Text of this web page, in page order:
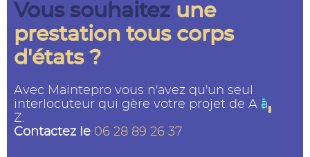
Vous souhaitez une
prestation tous corps
d'états ?
Avec Maintepro vous n'avez qu'un seul
interlocuteur qui gère votre projet de A à
Z.
Contactez le 06 28 89 26 37